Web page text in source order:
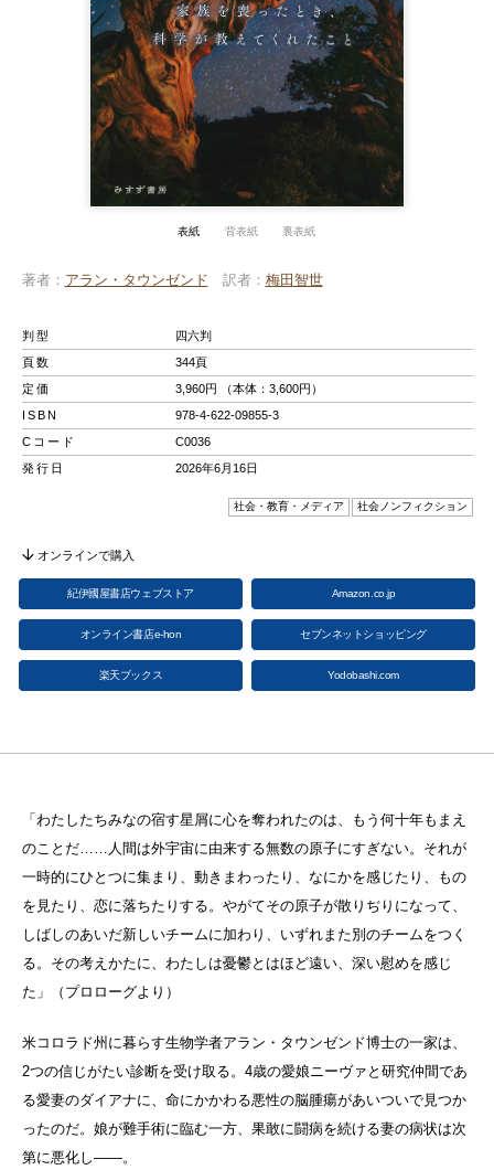
表紙 背表紙 裏表紙
著者 アラン・タウンゼンド 訳者 梅田智世
判型
四六判
頁数
344頁
定価
3,960円 （本体：3,600円）
ISBN
978-4-622-09855-3
Cコード
C0036
発行日
2026年6月16日
社会・教育・メディア 社会ノンフィクション
オンラインで購入
紀伊國屋書店ウェブストア Amazon.co.jp
オンライン書店e-hon セブンネットショッピング
楽天ブックス Yodobashi.com
「わたしたちみなの宿す星屑に心を奪われたのは、もう何十年もまえ
のことだ……人間は外宇宙に由来する無数の原子にすぎない。それが
一時的にひとつに集まり、動きまわったり、なにかを感じたり、もの
を見たり、恋に落ちたりする。やがてその原子が散りぢりになって、
しばしのあいだ新しいチームに加わり、いずれまた別のチームをつく
る。その考えかたに、わたしは憂鬱とはほど遠い、深い慰めを感じ
た」（プロローグより）
米コロラド州に暮らす生物学者アラン・タウンゼンド博士の一家は、
2つの信じがたい診断を受け取る。4歳の愛娘ニーヴァと研究仲間であ
る愛妻のダイアナに、命にかかわる悪性の脳腫瘍があいついで見つか
ったのだ。娘が難手術に臨む一方、果敢に闘病を続ける妻の病状は次
第に悪化し――。